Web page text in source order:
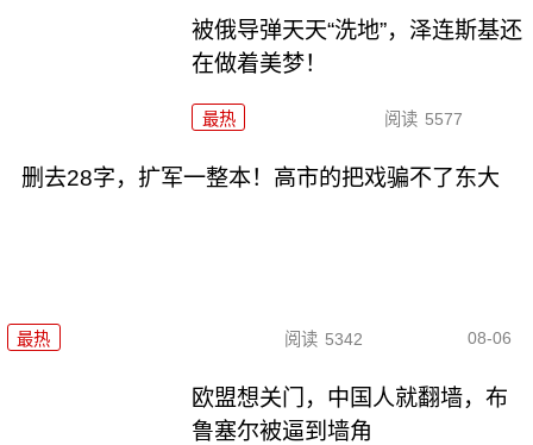
被俄导弹天天“洗地”，泽连斯基还
在做着美梦！
最热 阅读 5577
删去28字，扩军一整本！高市的把戏骗不了东大
最热 阅读 5342 08-06
欧盟想关门，中国人就翻墙，布
鲁塞尔被逼到墙角